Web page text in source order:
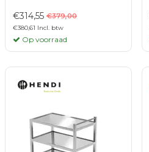
€314,55 €379,00
€380,61 Incl. btw
Op voorraad